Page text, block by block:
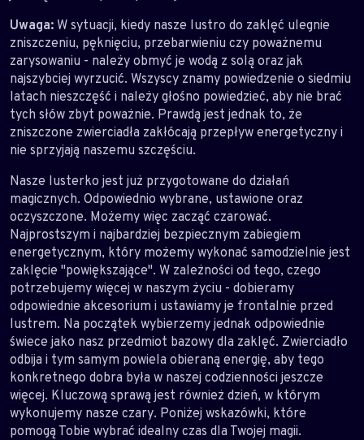
Uwaga: W sytuacji, kiedy nasze lustro do zaklęć ulegnie
zniszczeniu, pęknięciu, przebarwieniu czy poważnemu
zarysowaniu - należy obmyć je wodą z solą oraz jak
najszybciej wyrzucić. Wszyscy znamy powiedzenie o siedmiu
latach nieszczęść i należy głośno powiedzieć, aby nie brać
tych słów zbyt poważnie. Prawdą jest jednak to, że
zniszczone zwierciadła zakłócają przepływ energetyczny i
nie sprzyjają naszemu szczęściu.
Nasze lusterko jest już przygotowane do działań
magicznych. Odpowiednio wybrane, ustawione oraz
oczyszczone. Możemy więc zacząć czarować.
Najprostszym i najbardziej bezpiecznym zabiegiem
energetycznym, który możemy wykonać samodzielnie jest
zaklęcie "powiększające". W zależności od tego, czego
potrzebujemy więcej w naszym życiu - dobieramy
odpowiednie akcesorium i ustawiamy je frontalnie przed
lustrem. Na początek wybierzemy jednak odpowiednie
świece jako nasz przedmiot bazowy dla zaklęć. Zwierciadło
odbija i tym samym powiela obieraną energię, aby tego
konkretnego dobra była w naszej codzienności jeszcze
więcej. Kluczową sprawą jest również dzień, w którym
wykonujemy nasze czary. Poniżej wskazówki, które
pomogą Tobie wybrać idealny czas dla Twojej magii.